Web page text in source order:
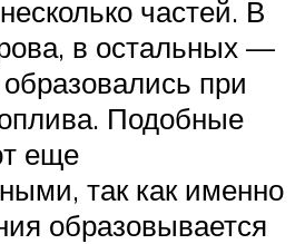
частей. В
в остальных —
при
Подобные
еще
так как именно
образовывается